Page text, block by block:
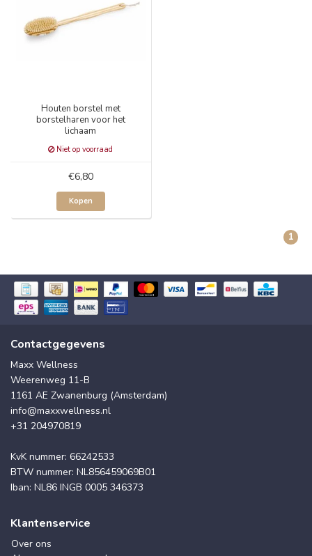
Houten borstel met
borstelharen voor het
lichaam
Niet op voorraad
€6,80
Kopen
1
Contactgegevens
Maxx Wellness
Weerenweg 11-B
1161 AE Zwanenburg (Amsterdam)
info@maxxwellness.nl
+31 204970819
KvK nummer: 66242533
BTW nummer: NL856459069B01
Iban: NL86 INGB 0005 346373
Klantenservice
Over ons